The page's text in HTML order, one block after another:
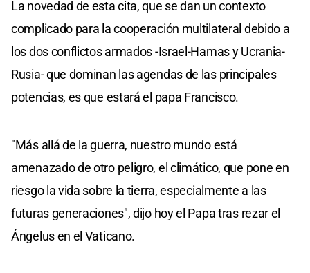
La novedad de esta cita, que se dan un contexto
complicado para la cooperación multilateral debido a
los dos conflictos armados -Israel-Hamas y Ucrania-
Rusia- que dominan las agendas de las principales
potencias, es que estará el papa Francisco.
"Más allá de la guerra, nuestro mundo está
amenazado de otro peligro, el climático, que pone en
riesgo la vida sobre la tierra, especialmente a las
futuras generaciones", dijo hoy el Papa tras rezar el
Ángelus en el Vaticano.